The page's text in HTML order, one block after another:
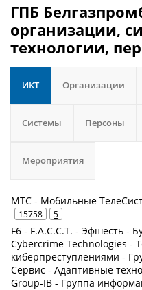
ГПБ
организации,
технологии,
ИКТ Организации
Системы Персоны
Мероприятия
МТС - Мобильные
15758 5
F6 - F.A.С.С.T. - Эфшесть -
Cybercrime Technologies -
киберпреступлениями -
Сервис - Адаптивные
Group-IB - Группа